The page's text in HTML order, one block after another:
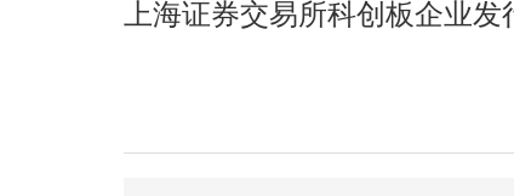
上海证券交易所科创板企业